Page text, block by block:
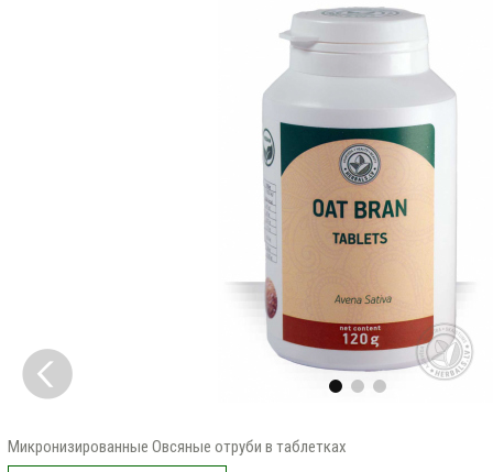
Микронизированные Овсяные отруби в таблетках